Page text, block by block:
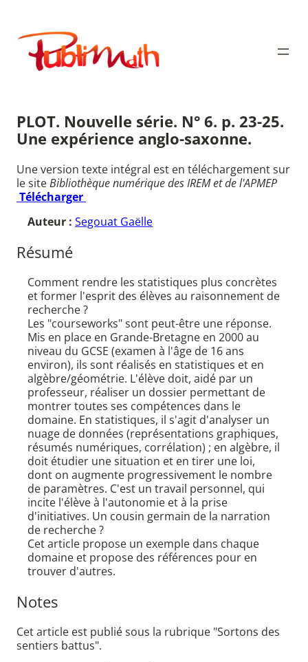
contenu
Publimath
PLOT. Nouvelle série. N° 6. p. 23-25.
Une expérience anglo-saxonne.
Une version texte intégral est en téléchargement sur
le siteBibliothèque numérique des IREM et de l'APMEP
Télécharger
Auteur : Segouat Gaëlle
Résumé
Comment rendre les statistiques plus concrètes
et former l'esprit des élèves au raisonnement de
recherche ?
Les "courseworks" sont peut-être une réponse.
Mis en place en Grande-Bretagne en 2000 au
niveau du GCSE (examen à l'âge de 16 ans
environ), ils sont réalisés en statistiques et en
algèbre/géométrie. L'élève doit, aidé par un
professeur, réaliser un dossier permettant de
montrer toutes ses compétences dans le
domaine. En statistiques, il s'agit d'analyser un
nuage de données (représentations graphiques,
résumés numériques, corrélation) ; en algèbre, il
doit étudier une situation et en tirer une loi,
dont on augmente progressivement le nombre
de paramètres. C'est un travail personnel, qui
incite l'élève à l'autonomie et à la prise
d'initiatives. Un cousin germain de la narration
de recherche ?
Cet article propose un exemple dans chaque
domaine et propose des références pour en
trouver d'autres.
Notes
Cet article est publié sous la rubrique "Sortons des
sentiers battus".